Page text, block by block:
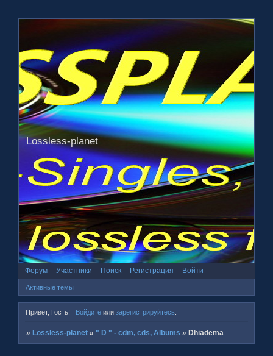
Lossless-planet
Форум Участники Поиск Регистрация Войти
Активные темы
Привет, Гость! Войдитеили зарегистрируйтесь.
» Lossless-planet » " D " - cdm, cds, Albums » Dhiadema